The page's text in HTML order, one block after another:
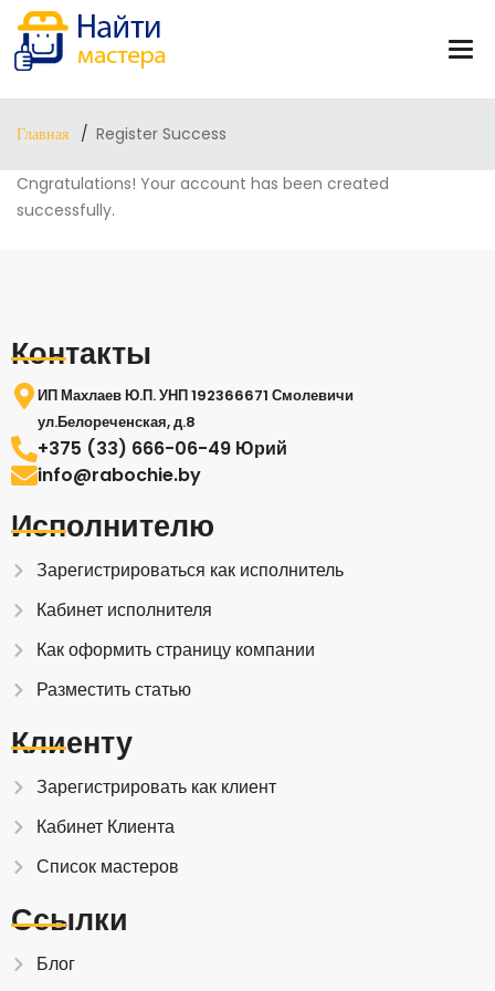
Главная Register Success
Cngratulations! Your account has been created
successfully.
Контакты
ИП Махлаев Ю.П. УНП 192366671 Смолевичи
ул.Белореченская, д.8
+375 (33) 666-06-49 Юрий
info@rabochie.by
Исполнителю
Зарегистрироваться как исполнитель
Кабинет исполнителя
Как оформить страницу компании
Разместить статью
Клиенту
Зарегистрировать как клиент
Кабинет Клиента
Список мастеров
Ссылки
Блог